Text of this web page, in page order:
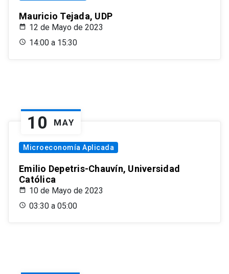
Mauricio Tejada, UDP
12 de Mayo de 2023
14:00 a 15:30
10 MAY
Microeconomía Aplicada
Emilio Depetris-Chauvín, Universidad
Católica
10 de Mayo de 2023
03:30 a 05:00